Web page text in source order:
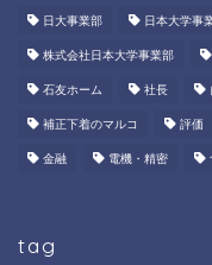
日大事業部 日本大学事
株式会社日本大学事業部
石友ホーム 社長
補正下着のマルコ 評価
金融 電機・精密
tag